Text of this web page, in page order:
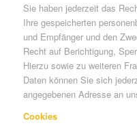
Sie haben jederzeit das
Ihre gespeicherten
und Empfänger und den
Recht auf Berichtigung,
Hierzu sowie zu weiteren
Daten können Sie sich
angegebenen Adresse an
Cookies